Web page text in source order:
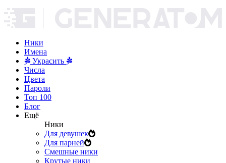
Ники
Имена
Украсить
Числа
Цвета
Пароли
Топ 100
Блог
Ещё
Ники
Для девушек
Для парней
Смешные ники
Крутые ники